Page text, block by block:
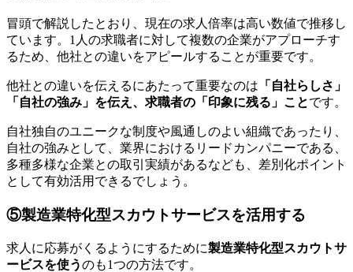
冒頭で解説したとおり、現在の求人倍率は高い数値で推移し
ています。1人の求職者に対して複数の企業がアプローチす
るため、他社との違いをアピールすることが重要です。
他社との違いを伝えるにあたって重要なのは 「自社らしさ」
「自社の強み」を伝え、求職者の「印象に残る」ことです。
自社独自のユニークな制度や風通しのよい組織であったり、
自社の強みとして、業界におけるリードカンパニーである、
多種多様な企業との取引実績があるなども、差別化ポイント
として有効活用できるでしょう。
⑤製造業特化型スカウトサービスを活用する
求人に応募がくるようにするために製造業特化型スカウトサ
ービスを使うのも1つの方法です。